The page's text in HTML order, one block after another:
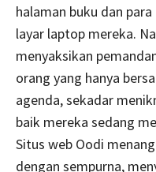
halaman buku dan
layar laptop mereka.
menyaksikan
orang yang hanya
agenda, sekadar
baik mereka sedang
Situs web Oodi
dengan sempurna,